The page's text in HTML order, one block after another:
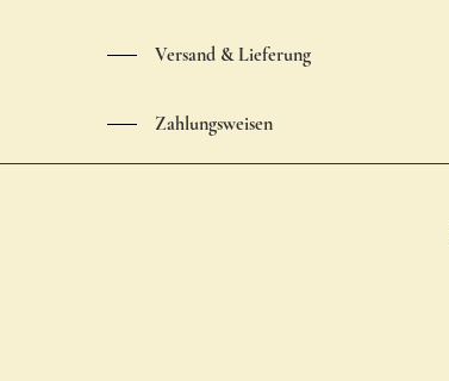
Versand & Lieferung
Zahlungsweisen